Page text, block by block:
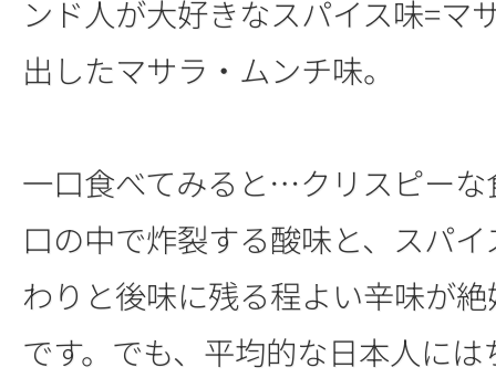
ンド人が大好きなスパイス味=マ
出したマサラ・ムンチ味。
一口食べてみると…クリスピーな
口の中で炸裂する酸味と、スパ
わりと後味に残る程よい辛味が
です。でも、平均的な日本人に